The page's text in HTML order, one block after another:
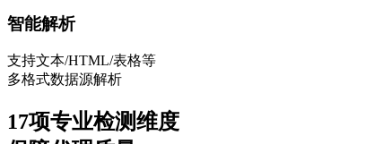
智能解析
支持文本/HTML/表格等
多格式数据源解析
17项专业检测维度